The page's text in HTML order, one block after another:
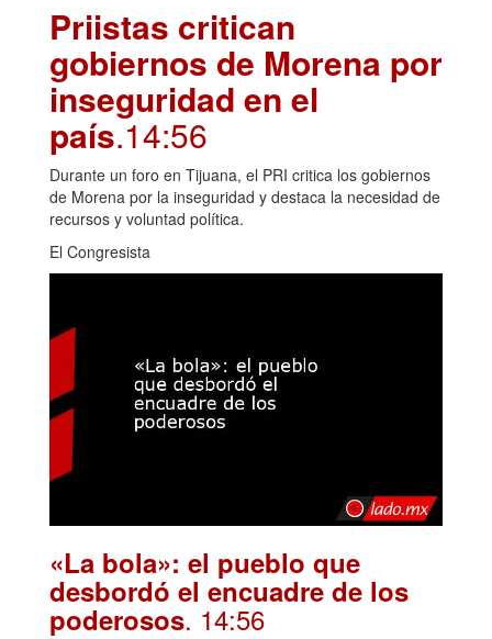
Priistas critican
gobiernos de Morena por
inseguridad en el
país.14:56
Durante un foro en Tijuana, el PRI critica los gobiernos
de Morena por la inseguridad y destaca la necesidad de
recursos y voluntad política.
El Congresista
«La bola»: el pueblo que
desbordó el encuadre de los
poderosos. 14:56